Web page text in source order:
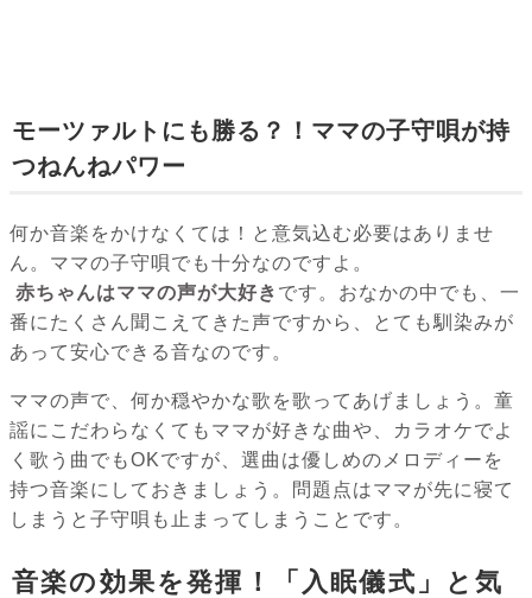
モーツァルトにも勝る？！ママの子守唄が持
つねんねパワー
何か音楽をかけなくては！と意気込む必要はありませ
ん。ママの子守唄でも十分なのですよ。
赤ちゃんはママの声が大好き です。おなかの中でも、一
番にたくさん聞こえてきた声ですから、とても馴染みが
あって安心できる音なのです。
ママの声で、何か穏やかな歌を歌ってあげましょう。童
謡にこだわらなくてもママが好きな曲や、カラオケでよ
く歌う曲でもOKですが、選曲は優しめのメロディーを
持つ音楽にしておきましょう。問題点はママが先に寝て
しまうと子守唄も止まってしまうことです。
音楽の効果を発揮！「入眠儀式」と気